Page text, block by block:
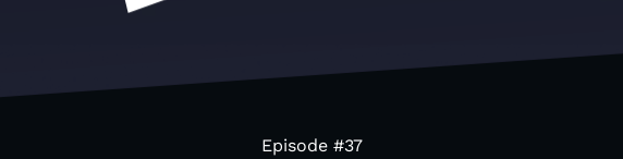
Episode #37